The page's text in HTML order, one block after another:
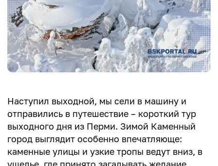
Наступил выходной, мы сели в машину и
отправились в путешествие – короткий тур
выходного дня из Перми. Зимой Каменный
город выглядит особенно впечатляюще:
каменные улицы и узкие тропы ведут вниз, в